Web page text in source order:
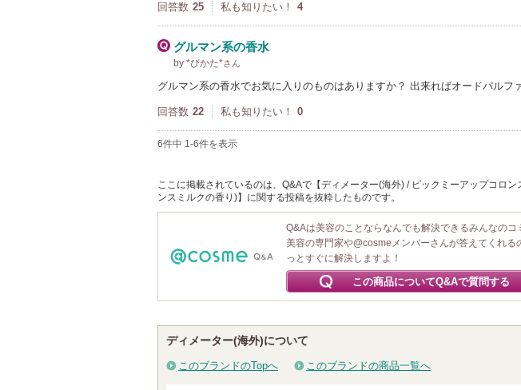
回答数 25 私も知りたい！ 4
グルマン系の香水
by *ぴかた*さん
グルマン系の香水でお気に入りのものはありますか？ 出来ればオードパルフ
回答数 22 私も知りたい！ 0
6件中 1-6件を表示
ここに掲載されているのは、Q&Aで【ディメーター(海外) / ピックミーアップコロ
ンスミルクの香り)】に関する投稿を抜粋したものです。
Q&Aは美容のことならなんでも解決できるみんなのコ
美容の専門家や@cosmeメンバーさんが答えてくれる
っとすぐに解決しますよ！
この商品についてQ&Aで質問する
ディメーター(海外)について
このブランドのTopへ このブランドの商品一覧へ